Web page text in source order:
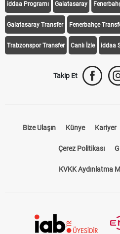
iddaa Programı Galatasaray
Galatasaray Transfer Fenerbahçe
Trabzonspor Transfer Canlı İzle iddaa
Takip Et
Bize Ulaşın Künye Kariyer
Çerez Politikası
KVKK Aydınlatma